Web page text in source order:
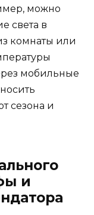
можно
света в
комнаты или
мобильные
сезона и
и